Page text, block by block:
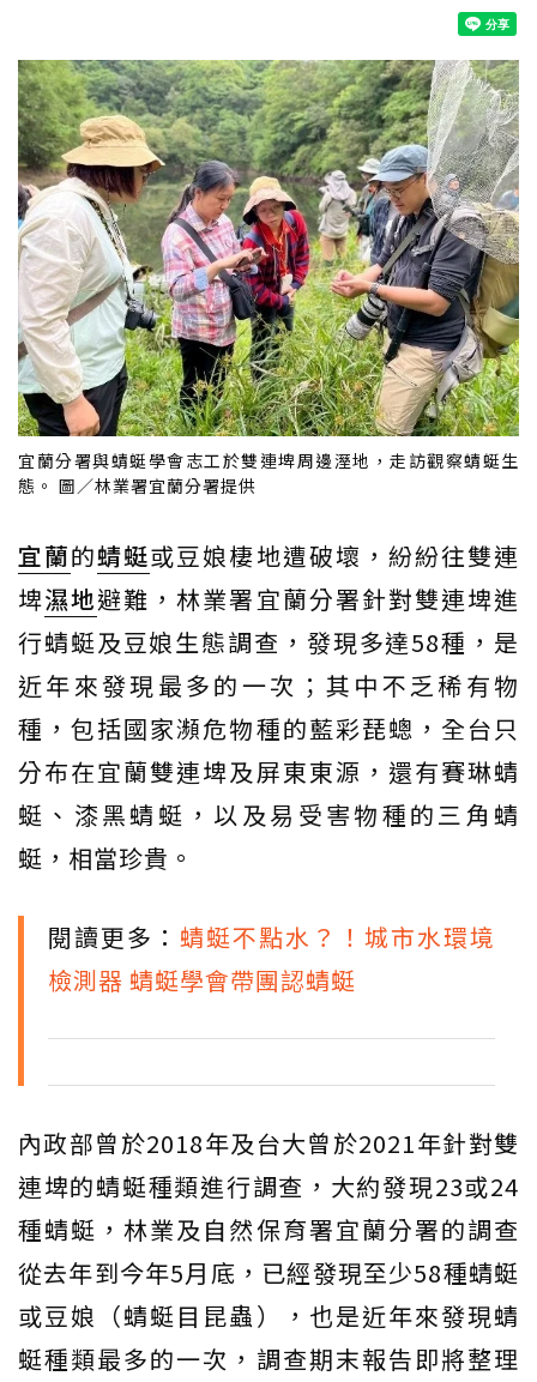
宜蘭分署與蜻蜓學會志工於雙連埤周邊溼地，走訪觀察蜻蜓生
態。 圖／林業署宜蘭分署提供
宜蘭的蜻蜓或豆娘棲地遭破壞，紛紛往雙連
埤濕地避難，林業署宜蘭分署針對雙連埤進
行蜻蜓及豆娘生態調查，發現多達58種，是
近年來發現最多的一次；其中不乏稀有物
種，包括國家瀕危物種的藍彩琵蟌，全台只
分布在宜蘭雙連埤及屏東東源，還有賽琳蜻
蜓、漆黑蜻蜓，以及易受害物種的三角蜻
蜓，相當珍貴。
閱讀更多： 蜻蜓不點水？！城市水環境
檢測器 蜻蜓學會帶團認蜻蜓
內政部曾於2018年及台大曾於2021年針對雙
連埤的蜻蜓種類進行調查，大約發現23或24
種蜻蜓，林業及自然保育署宜蘭分署的調查
從去年到今年5月底，已經發現至少58種蜻蜓
或豆娘（蜻蜓目昆蟲），也是近年來發現蜻
蜓種類最多的一次，調查期末報告即將整理